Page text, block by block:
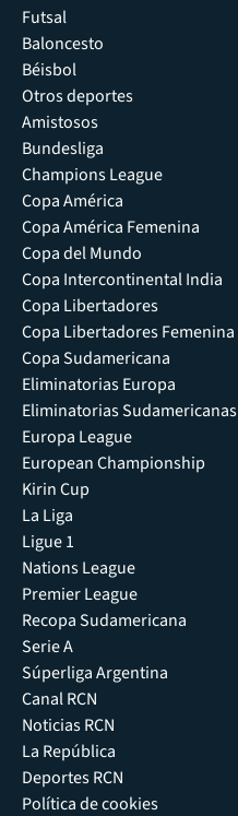
Futsal
Baloncesto
Béisbol
Otros deportes
Amistosos
Bundesliga
Champions League
Copa América
Copa América Femenina
Copa del Mundo
Copa Intercontinental India
Copa Libertadores
Copa Libertadores Femenina
Copa Sudamericana
Eliminatorias Europa
Eliminatorias Sudamericanas
Europa League
European Championship
Kirin Cup
La Liga
Ligue 1
Nations League
Premier League
Recopa Sudamericana
Serie A
Súperliga Argentina
Canal RCN
Noticias RCN
La República
Deportes RCN
Política de cookies